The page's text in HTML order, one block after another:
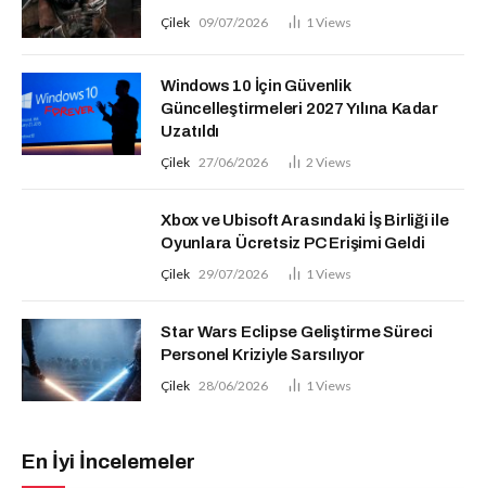
Çilek 09/07/2026 1 Views
Windows 10 İçin Güvenlik
Güncelleştirmeleri 2027 Yılına Kadar
Uzatıldı
Çilek 27/06/2026 2 Views
Xbox ve Ubisoft Arasındaki İş Birliği ile
Oyunlara Ücretsiz PC Erişimi Geldi
Çilek 29/07/2026 1 Views
Star Wars Eclipse Geliştirme Süreci
Personel Kriziyle Sarsılıyor
Çilek 28/06/2026 1 Views
En İyi İncelemeler